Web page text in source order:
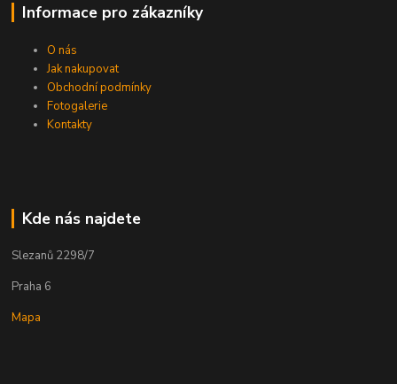
Informace pro zákazníky
O nás
Jak nakupovat
Obchodní podmínky
Fotogalerie
Kontakty
Kde nás najdete
Slezanů 2298/7
Praha 6
Mapa